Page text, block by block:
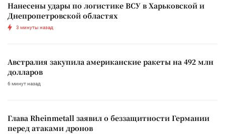
Нанесены удары по логистике ВСУ в Харьковской и
Днепропетровской областях
3 минуты назад
Австралия закупила американские ракеты на 492 млн
долларов
6 минут назад
Глава Rheinmetall заявил о беззащитности Германии
перед атаками дронов